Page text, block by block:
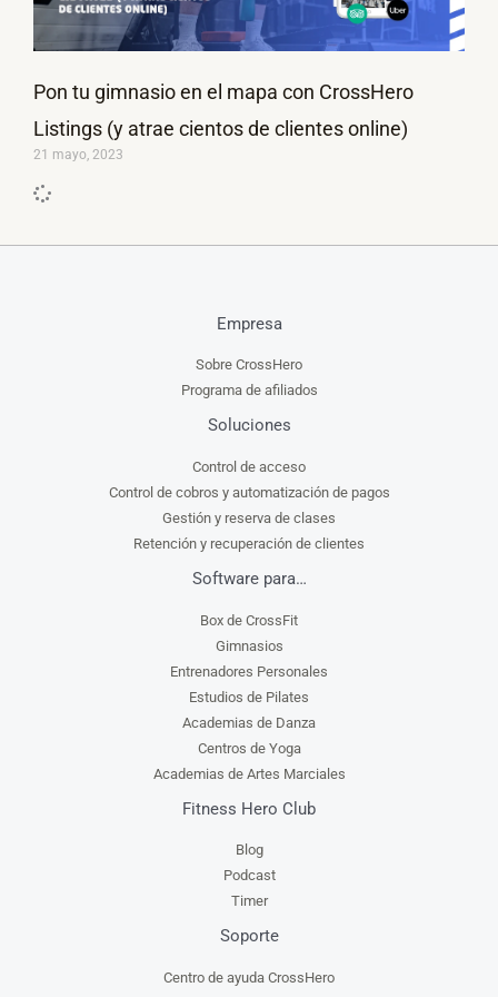
Pon tu gimnasio en el mapa con CrossHero
Listings (y atrae cientos de clientes online)
21 mayo, 2023
Empresa
Sobre CrossHero
Programa de afiliados
Soluciones
Control de acceso
Control de cobros y automatización de pagos
Gestión y reserva de clases
Retención y recuperación de clientes
Software para…
Box de CrossFit
Gimnasios
Entrenadores Personales
Estudios de Pilates
Academias de Danza
Centros de Yoga
Academias de Artes Marciales
Fitness Hero Club
Blog
Podcast
Timer
Soporte
Centro de ayuda CrossHero